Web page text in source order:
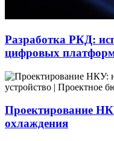
Разработка РКД:
цифровых платформ
Проектирование
охлаждения